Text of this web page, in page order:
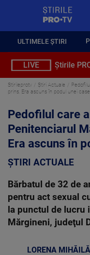
ULTIMELE ȘTIRI
LIVE Știrile
Stirileprotv Știri Actuale
prins. Era ascuns în podul unei case
Pedofilul care
Penitenciarul
Era ascuns în
ȘTIRI ACTUALE
Bărbatul de 32 de
pentru act sexual
la punctul de lucru
Mărgineni, judeţul
LORENA MIHĂILĂ